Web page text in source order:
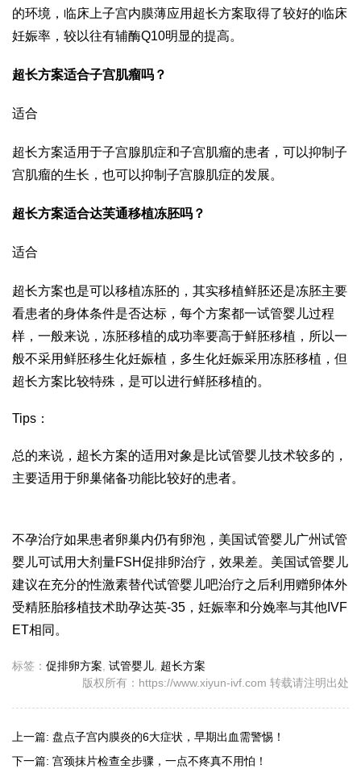
的环境，临床上子宫内膜薄应用超长方案取得了较好的临床
妊娠率，较以往有辅酶Q10明显的提高。
超长方案适合子宫肌瘤吗？
适合
超长方案适用于子宫腺肌症和子宫肌瘤的患者，可以抑制子
宫肌瘤的生长，也可以抑制子宫腺肌症的发展。
超长方案适合达芙通移植冻胚吗？
适合
超长方案也是可以移植冻胚的，其实移植鲜胚还是冻胚主要
看患者的身体条件是否达标，每个方案都一试管婴儿过程
样，一般来说，冻胚移植的成功率要高于鲜胚移植，所以一
般不采用鲜胚移生化妊娠植，多生化妊娠采用冻胚移植，但
超长方案比较特殊，是可以进行鲜胚移植的。
Tips：
总的来说，超长方案的适用对象是比试管婴儿技术较多的，
主要适用于卵巢储备功能比较好的患者。
不孕治疗如果患者卵巢内仍有卵泡，美国试管婴儿广州试管
婴儿可试用大剂量FSH促排卵治疗，效果差。美国试管婴儿
建议在充分的性激素替代试管婴儿吧治疗之后利用赠卵体外
受精胚胎移植技术助孕达英-35 ，妊娠率和分娩率与其他IVF
ET相同。
标签： 促排卵方案, 试管婴儿, 超长方案
版权所有：https://www.xiyun-ivf.com 转载请注明出处
上一篇: 盘点子宫内膜炎的6大症状，早期出血需警惕！
下一篇: 宫颈抹片检查全步骤，一点不疼真不用怕！